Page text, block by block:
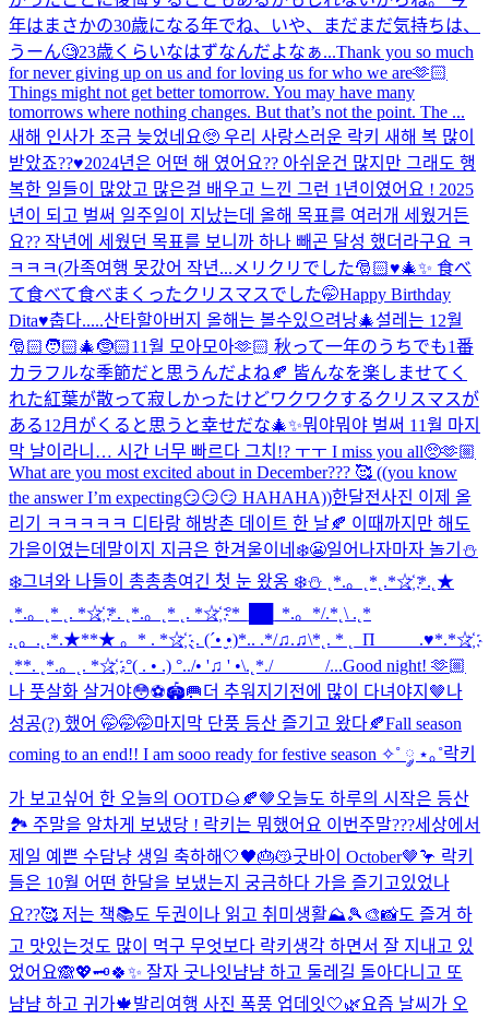
年はまさかの30歳になる年でね、いや、まだまだ気持ちは、
うーん🧐23歳くらいなはずなんだよなぁ...Thank you so much
for never giving up on us and for loving us for who we are🫶🏻
Things might not get better tomorrow. You may have many
tomorrows where nothing changes. But that’s not the point. The ...
새해 인사가 조금 늦었네요🥺 우리 사랑스러운 락키 새해 복 많이
받았죠??♥️2024년은 어떤 해 였어요?? 아쉬운건 많지만 그래도 행
복한 일들이 많았고 많은걸 배우고 느낀 그런 1년이였어요 ! 2025
년이 되고 벌써 일주일이 지났는데 올해 목표를 여러개 세웠거든
요?? 작년에 세웠던 목표를 보니까 하나 빼곤 달성 했더라구요 ㅋ
ㅋㅋㅋ(가족여행 못갔어 작년... メリクリでした🎅🏻♥️🎄✨ 食べ
て食べて食べまくったクリスマスでした🤭Happy Birthday
Dita♥️춥다.....산타할아버지 올해는 볼수있으려낭🎄설레는 12월
🎅🏻🧑🏻‍🎄🤶🏻11월 모아모아🫶🏻 秋って一年のうちでも1番
カラフルな季節だと思うんだよね🍂 皆んなを楽しませてく
れた紅葉が散って寂しかったけどワクワクするクリスマスが
ある12月がくると思うと幸せだな🎄✨뭐야뭐야 벌써 11월 마지
막 날이라니… 시간 너무 빠르다 그치!? ㅜㅜ I miss you all🥺🫶🏼
What are you most excited about in December??? 🥰 ((you know
the answer I’m expecting😏😏😏 HAHAHA))한달전사진 이제 올
리기 ㅋㅋㅋㅋㅋ 디타랑 해방촌 데이트 한 날🍂 이때까지만 해도
가을이였는데말이지 지금은 한겨울이네❄️😬일어나자마자 놀기⛄
❄️그녀와 나들이 총총총여긴 첫 눈 왔옹 ❄️⛄️ ˛*.。˛*˛.*☆҉ *.˛★
˛*.。˛* ˛. *☆҉ *. ˛*.。˛* ˛. *☆҉ °*_██_*.。*/.*˛\ .˛*
.˛。.˛.*.★**★ 。* . *☆҉ ˛. (´• ̮•)*.. .*/♫.♫\*˛. * ˛_Π_____.♥*.*☆҉
˛**. ˛*.。˛. *☆҉ .°( . • .) °../• '♫ ' •\.˛*./______/...Good night! 🫶🏼
나 풋살화 살거야😳⚽️🏟️🥅더 추워지기전에 많이 다녀야지🤎나
성공(?) 했어 🤭🤭🤭마지막 단풍 등산 즐기고 왔다🍂Fall season
coming to an end!! I am sooo ready for festive season ✧˚ ༘ ⋆｡˚락키
가 보고싶어 한 오늘의 OOTD🌰🍂🤎 오늘도 하루의 시작은 등산
🏞️ 주말을 알차게 보냈당 ! 락키는 뭐했어요 이번주말???세상에서
제일 예쁜 수담냥 생일 축하해🤍🖤🎂😽굿바이 October🤎🦩 락키
들은 10월 어떤 한달을 보냈는지 궁금하다 가을 즐기고있었나
요??🥰 저는 책📚도 두권이나 읽고 취미생활⛰️🎾🎨📸도 즐겨 하
고 맛있는것도 많이 먹구 무엇보다 락키생각 하면서 잘 지내고 있
었어요🙈💖🗝️🍀✨ 잘자 굿나잇냠냠 하고 둘레길 돌아다니고 또
냠냠 하고 귀가🍁발리여행 사진 폭풍 업데잇🤍🌿요즘 날씨가 오